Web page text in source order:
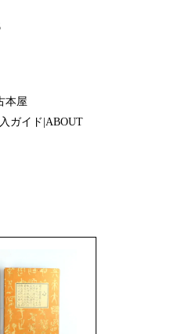
本屋
ガイド|ABOUT